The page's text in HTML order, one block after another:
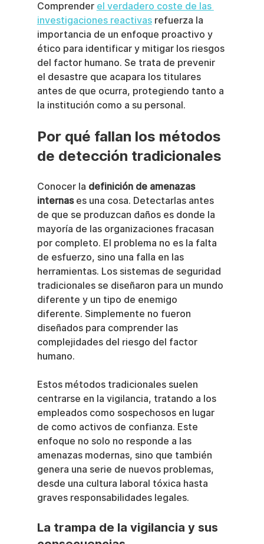
Comprender el verdadero coste de las
investigaciones reactivas refuerza la
importancia de un enfoque proactivo y
ético para identificar y mitigar los riesgos
del factor humano. Se trata de prevenir
el desastre que acapara los titulares
antes de que ocurra, protegiendo tanto a
la institución como a su personal.
Por qué fallan los métodos
de detección tradicionales
Conocer la definición de amenazas
internas es una cosa. Detectarlas antes
de que se produzcan daños es donde la
mayoría de las organizaciones fracasan
por completo. El problema no es la falta
de esfuerzo, sino una falla en las
herramientas. Los sistemas de seguridad
tradicionales se diseñaron para un mundo
diferente y un tipo de enemigo
diferente. Simplemente no fueron
diseñados para comprender las
complejidades del riesgo del factor
humano.
Estos métodos tradicionales suelen
centrarse en la vigilancia, tratando a los
empleados como sospechosos en lugar
de como activos de confianza. Este
enfoque no solo no responde a las
amenazas modernas, sino que también
genera una serie de nuevos problemas,
desde una cultura laboral tóxica hasta
graves responsabilidades legales.
La trampa de la vigilancia y sus